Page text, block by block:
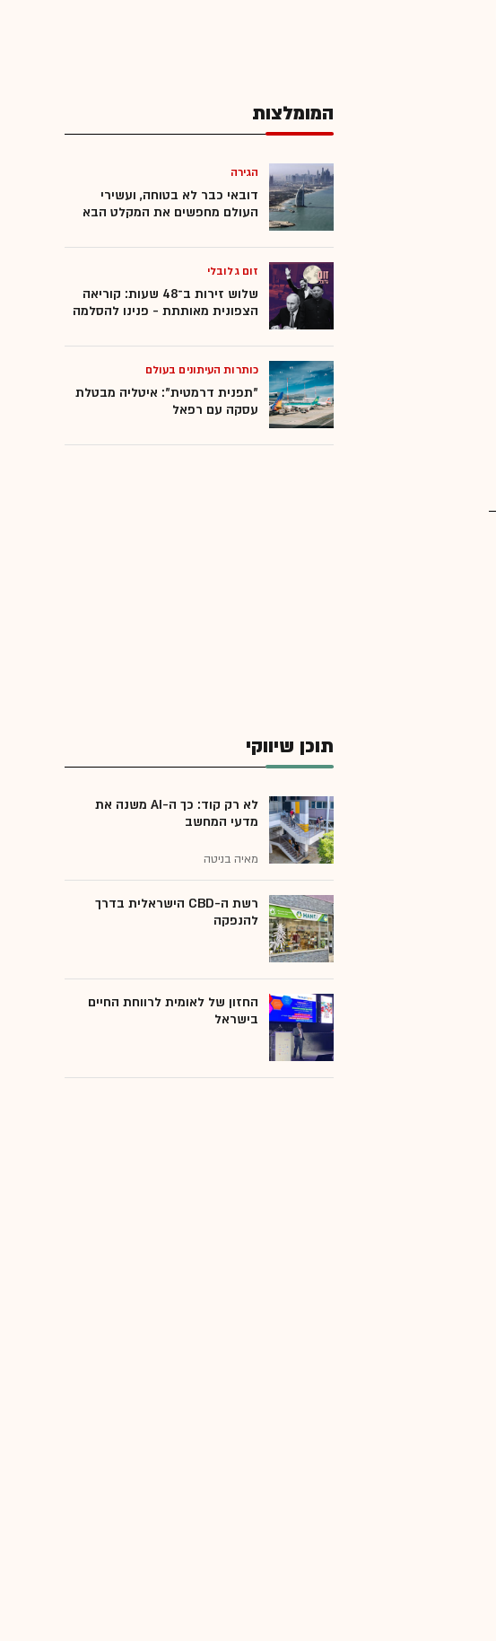
המומלצות
הגירה
דובאי כבר לא בטוחה, ועשירי
העולם מחפשים את המקלט הבא
זום גלובלי
שלוש זירות ב־48 שעות: קוריאה
הצפונית מאותתת - פנינו להסלמה
כותרות העיתונים בעולם
"תפנית דרמטית": איטליה מבטלת
עסקה עם רפאל
תוכן שיווקי
לא רק קוד: כך ה-AI משנה את
מדעי המחשב
מאיה בניטה
רשת ה-CBD הישראלית בדרך
להנפקה
החזון של לאומית לרווחת החיים
בישראל